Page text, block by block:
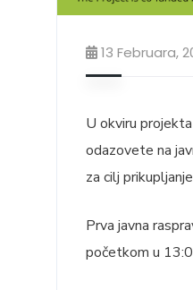
13 Februara,
U okviru
odazovete na
za cilj
Prva javna
početkom u